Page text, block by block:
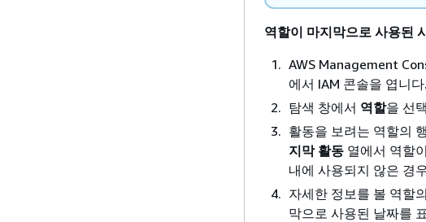
역할이 마지막으로 사용된
AWS Management
에서 IAM 콘솔을 엽니다.
탐색 창에서 역할을 선
활동을 보려는 역할의
지막 활동 열에서 역할
내에 사용되지 않은 경
자세한 정보를 볼 역할
막으로 사용된 날짜를